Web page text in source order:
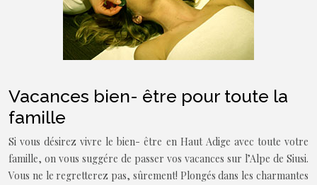
Vacances bien- être pour toute la
famille
Si vous désirez vivre le bien- être en Haut Adige avec toute votre
famille, on vous suggére de passer vos vacances sur l’Alpe de Siusi.
Vous ne le regretterez pas, sûrement! Plongés dans les charmantes